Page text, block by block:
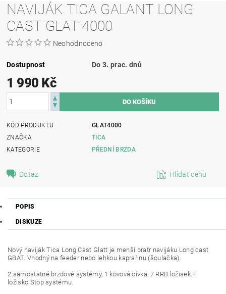
NAVIJÁK TICA GALANT LONG
CAST GLAT 4000
Neohodnoceno
Dostupnost Do 3. prac. dnů
1 990 Kč
KÓD PRODUKTU
GLAT4000
ZNAČKA
TICA
KATEGORIE
PŘEDNÍ BRZDA
Dotaz Hlídat cenu
POPIS
DISKUZE
Nový naviják Tica Long Cast Glatt je menší bratr navijáku Long cast
GBAT. Vhodný na feeder nebo lehkou kaprařinu (šoulačka).
2 samostatné brzdové systémy, 1 kovová cívka, 7 RRB ložisek +
ložisko Stop systému.